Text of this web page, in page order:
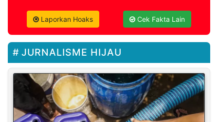
Laporkan Hoaks Cek Fakta Lain
JURNALISME HIJAU